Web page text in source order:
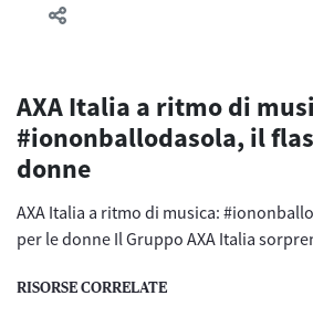
AXA Italia a ritmo di
#iononballodasola, il
donne
AXA Italia a ritmo di musica:
per le donne Il Gruppo AXA Italia
RISORSE CORRELATE